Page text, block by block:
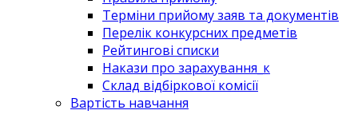
Терміни прийому заяв та документів
Перелік конкурсних предметів
Рейтингові списки
Накази про зарахування_к
Склад відбіркової комісії
Вартість навчання